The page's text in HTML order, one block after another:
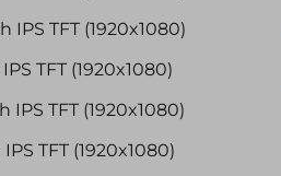
IPS TFT (1920x1080)
TFT (1920x1080)
IPS TFT (1920x1080)
TFT (1920x1080)